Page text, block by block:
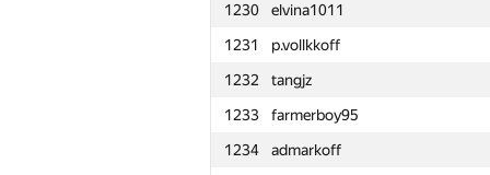
1230
elvina1011
1231
p.vollkkoff
1232
tangjz
1233
farmerboy95
1234
admarkoff
1207
antonloskutov
1208
tossy310
1209
amolochko01
1210
Быстров Алексей
1211
waynetuinfor